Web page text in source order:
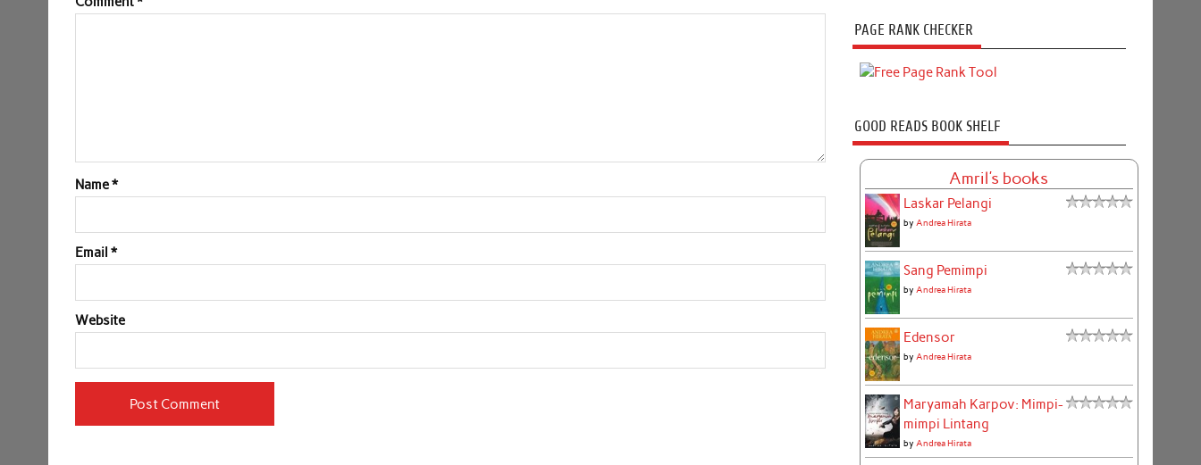
Name*
Email*
Website
PAGE RANK CHECKER
GOOD READS BOOK SHELF
Amril's books
Laskar Pelangi
by Andrea Hirata
Sang Pemimpi
by Andrea Hirata
Edensor
by Andrea Hirata
Maryamah Karpov: Mimpi-
mimpi Lintang
by Andrea Hirata